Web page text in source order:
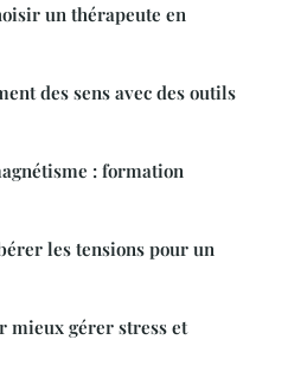
un thérapeute en
des sens avec des outils
: formation
les tensions pour un
mieux gérer stress et